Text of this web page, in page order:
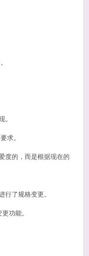
。
求。
度的，而是根据现在的
行了规格变更。
功能。